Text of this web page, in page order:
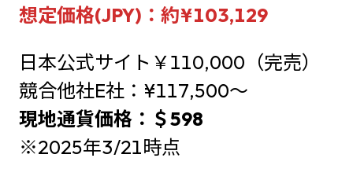
想定価格(JPY)：約¥103,129
日本公式サイト￥110,000（完売）
競合他社E社：¥117,500～
現地通貨価格：＄598
※2025年3/21時点